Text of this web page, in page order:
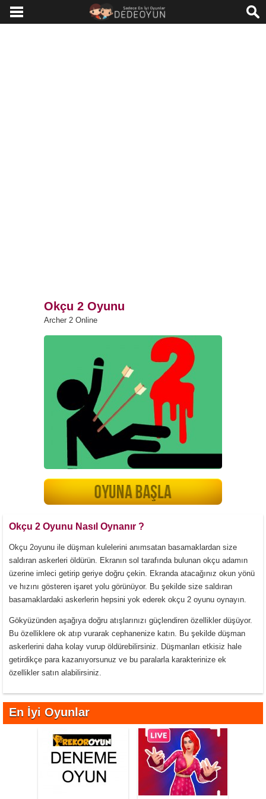
Okçu 2 Oyunu
Archer 2 Online
Okçu 2 Oyunu Nasıl Oynanır ?
Okçu 2oyunu ile düşman kulelerini anımsatan basamaklardan size
saldıran askerleri öldürün. Ekranın sol tarafında bulunan okçu adamın
üzerine imleci getirip geriye doğru çekin. Ekranda atacağınız okun yönü
ve hızını gösteren işaret yolu görünüyor. Bu şekilde size saldıran
basamaklardaki askerlerin hepsini yok ederek okçu 2 oyunu oynayın.
Gökyüzünden aşağıya doğru atışlarınızı güçlendiren özellikler düşüyor.
Bu özelliklere ok atıp vurarak cephanenize katın. Bu şekilde düşman
askerlerini daha kolay vurup öldürebilirsiniz. Düşmanları etkisiz hale
getirdikçe para kazanıyorsunuz ve bu paralarla karakterinize ek
özellikler satın alabilirsiniz.
En İyi Oyunlar